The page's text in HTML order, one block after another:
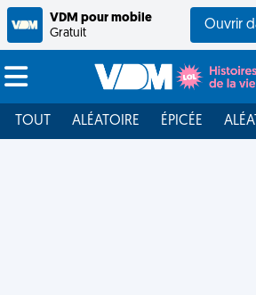
VDM pour mobile
Gratuit
Ouvrir
TOUT ALÉATOIRE ÉPICÉE